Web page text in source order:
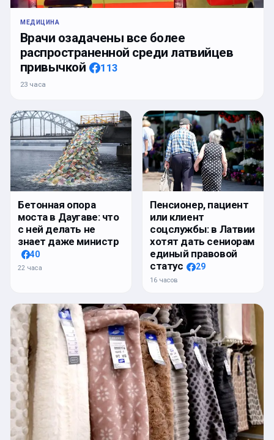
МЕДИЦИНА
Врачи озадачены все более
распространенной среди латвийцев
привычкой
113
23 часа
Бетонная опора
моста в Даугаве: что
с ней делать не
знает даже министр
40
22 часа
Пенсионер, пациент
или клиент
соцслужбы: в Латвии
хотят дать сениорам
единый правовой
статус
29
16 часов